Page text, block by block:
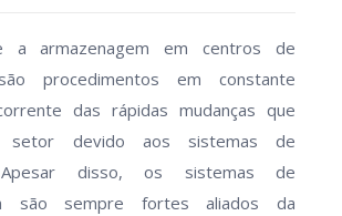
a armazenagem em centros de
procedimentos em constante
das rápidas mudanças que
setor devido aos sistemas de
Apesar disso, os sistemas de
são sempre fortes aliados da